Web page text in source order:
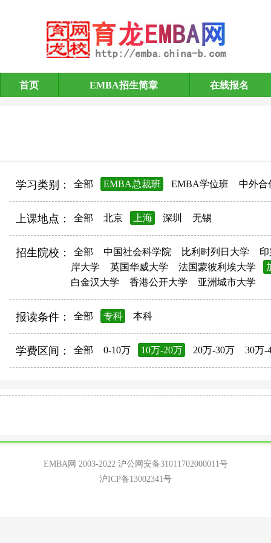
EMBA招生简章
首页 EMBA招生简章 在线报名
学习类别： 全部 EMBA总裁班 EMBA学位班 中外合
上课地点： 全部 北京 上海 深圳 无锡
招生院校： 全部 中国社会科学院 比利时列日大学
岸大学
英国华威大学 法国蒙彼利埃大学
白金汉大学
香港公开大学 亚洲城市大学
报读条件： 全部 专科 本科
学费区间： 全部 0-10万 10万-20万 20万-30万 30万-
EMBA网 2003-2022 沪公网安备31011702000011号
沪ICP备13002341号